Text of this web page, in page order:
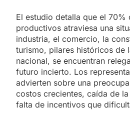
El estudio detalla que el 70%
productivos atraviesa una
industria, el comercio, la
turismo, pilares históricos de
nacional, se encuentran
futuro incierto. Los
advierten sobre una
costos crecientes, caída de
falta de incentivos que